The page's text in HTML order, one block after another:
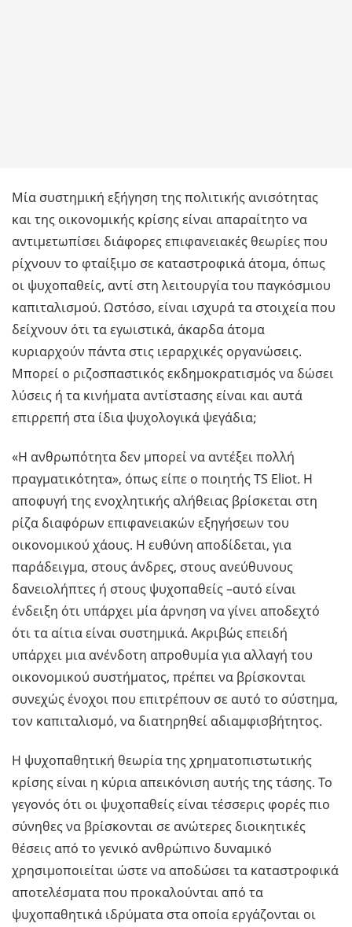
Μία συστημική εξήγηση της πολιτικής ανισότητας
και της οικονομικής κρίσης είναι απαραίτητο να
αντιμετωπίσει διάφορες επιφανειακές θεωρίες που
ρίχνουν το φταίξιμο σε καταστροφικά άτομα, όπως
οι ψυχοπαθείς, αντί στη λειτουργία του παγκόσμιου
καπιταλισμού. Ωστόσο, είναι ισχυρά τα στοιχεία που
δείχνουν ότι τα εγωιστικά, άκαρδα άτομα
κυριαρχούν πάντα στις ιεραρχικές οργανώσεις.
Μπορεί ο ριζοσπαστικός εκδημοκρατισμός να δώσει
λύσεις ή τα κινήματα αντίστασης είναι και αυτά
επιρρεπή στα ίδια ψυχολογικά ψεγάδια;
«Η ανθρωπότητα δεν μπορεί να αντέξει πολλή
πραγματικότητα», όπως είπε ο ποιητής TS Eliot. Η
αποφυγή της ενοχλητικής αλήθειας βρίσκεται στη
ρίζα διαφόρων επιφανειακών εξηγήσεων του
οικονομικού χάους. Η ευθύνη αποδίδεται, για
παράδειγμα, στους άνδρες, στους ανεύθυνους
δανειολήπτες ή στους ψυχοπαθείς –αυτό είναι
ένδειξη ότι υπάρχει μία άρνηση να γίνει αποδεχτό
ότι τα αίτια είναι συστημικά. Ακριβώς επειδή
υπάρχει μια ανένδοτη απροθυμία για αλλαγή του
οικονομικού συστήματος, πρέπει να βρίσκονται
συνεχώς ένοχοι που επιτρέπουν σε αυτό το σύστημα,
τον καπιταλισμό, να διατηρηθεί αδιαμφισβήτητος.
Η ψυχοπαθητική θεωρία της χρηματοπιστωτικής
κρίσης είναι η κύρια απεικόνιση αυτής της τάσης. Το
γεγονός ότι οι ψυχοπαθείς είναι τέσσερις φορές πιο
σύνηθες να βρίσκονται σε ανώτερες διοικητικές
θέσεις από το γενικό ανθρώπινο δυναμικό
χρησιμοποιείται ώστε να αποδώσει τα καταστροφικά
αποτελέσματα που προκαλούνται από τα
ψυχοπαθητικά ιδρύματα στα οποία εργάζονται οι